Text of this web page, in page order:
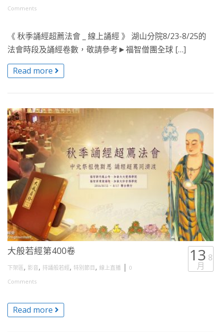
Comments
《 秋季誦經超薦法會 _ 線上誦經 》 湖山分院8/23-8/25的
法會時段及誦經卷數，敬請參考►福智僧團全球 […]
Read more
大般若經第400卷
下架區, 影音, 持誦般若經, 特別節目 , 線上直播 | 0
Comments
13 8
月
Read more